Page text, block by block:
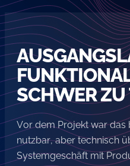
SCHWER ZU
Vor dem Projekt war
nutzbar, aber technisch
Systemgeschäft mit